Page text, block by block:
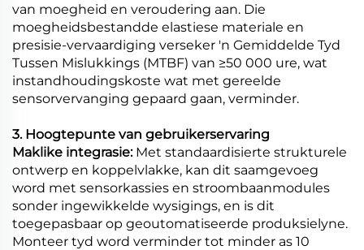
van moegheid en veroudering aan. Die
moegheidsbestandde elastiese materiale en
presisie-vervaardiging verseker 'n Gemiddelde Tyd
Tussen Mislukkings (MTBF) van ≥50 000 ure, wat
instandhoudingskoste wat met gereelde
sensorvervanging gepaard gaan, verminder.
3. Hoogtepunte van gebruikerservaring
Maklike integrasie: Met standaardisierte strukturele
ontwerp en koppelvlakke, kan dit saamgevoeg
word met sensorkassies en stroombaanmodules
sonder ingewikkelde wysigings, en is dit
toegepasbaar op geoutomatiseerde produksielyne.
Monteer tyd word verminder tot minder as 10